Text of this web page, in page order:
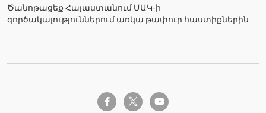
Ծանոթացեք Հայաստանում ՄԱԿ-ի
գործակալություններում առկա թափուր հաստիքներին
facebook-ftwitter-x youtube